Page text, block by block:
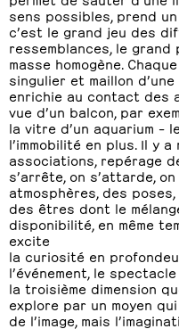
sens possibles, prend
c’est le grand jeu des
ressemblances, le
masse homogène.
singulier et maillon
enrichie au contact des
vue d’un balcon, par
la vitre d’un aquarium –
l’immobilité en plus. Il y
associations, repérage
s’arrête, on s’attarde,
atmosphères, des
des êtres dont le
disponibilité, en même
excite
la curiosité en
l’événement, le
la troisième dimension
explore par un moyen
de l’image, mais